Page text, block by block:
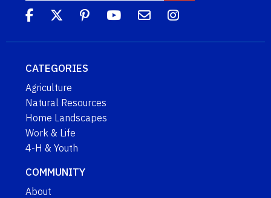
CATEGORIES
Agriculture
Natural Resources
Home Landscapes
Work & Life
4-H & Youth
COMMUNITY
About